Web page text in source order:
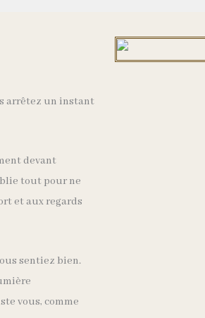
arrêtez un instant
devant
tout pour ne
et aux regards
sentiez bien.
vous, comme